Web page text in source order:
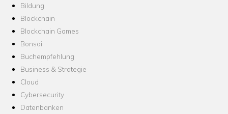
Bildung
Blockchain
Blockchain Games
Bonsai
Buchempfehlung
Business & Strategie
Cloud
Cybersecurity
Datenbanken